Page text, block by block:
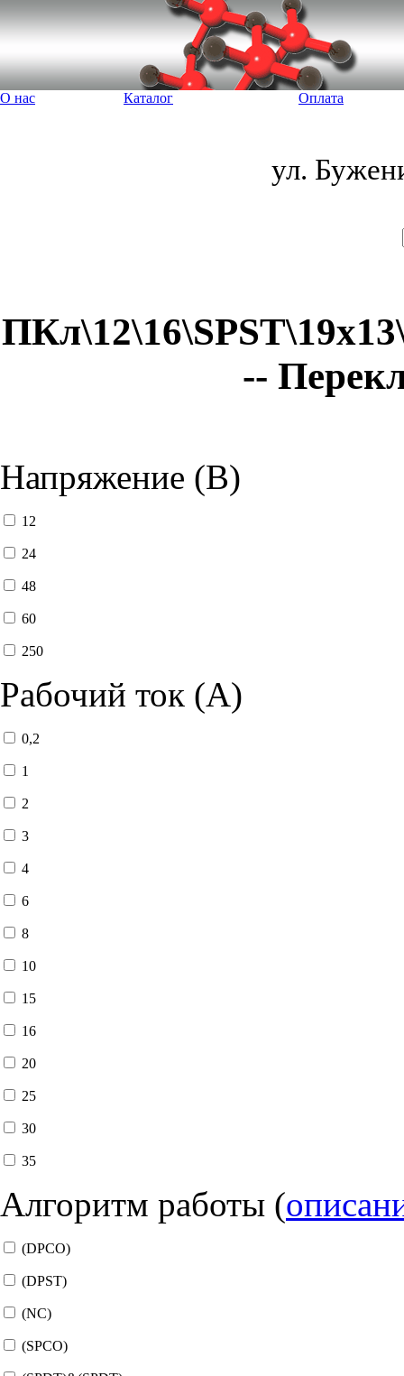
О нас Каталог Оплата
ул.
--
Напряжение (В)
12
24
48
60
250
Рабочий ток (А)
0,2
1
2
3
4
6
8
10
15
16
20
25
30
35
Алгоритм работы (
(DPCO)
(DPST)
(NC)
(SPCO)